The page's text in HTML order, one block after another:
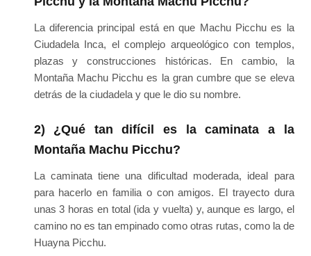
La diferencia principal está en que Machu Picchu es la
Ciudadela Inca, el complejo arqueológico con templos,
plazas y construcciones históricas. En cambio, la
Montaña Machu Picchu es la gran cumbre que se eleva
detrás de la ciudadela y que le dio su nombre.
2) ¿Qué tan difícil es la caminata a la
Montaña Machu Picchu?
La caminata tiene una dificultad moderada, ideal para
para hacerlo en familia o con amigos. El trayecto dura
unas 3 horas en total (ida y vuelta) y, aunque es largo, el
camino no es tan empinado como otras rutas, como la de
Huayna Picchu.